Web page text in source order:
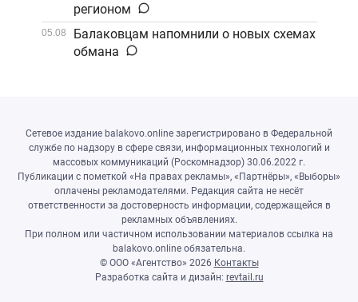
регионом
05.08
Балаковцам напомнили о новых схемах
обмана
Сетевое издание balakovo.online зарегистрировано в Федеральной
службе по надзору в сфере связи, информационных технологий и
массовых коммуникаций (Роскомнадзор) 30.06.2022 г.
Публикации с пометкой «На правах рекламы», «Партнёры», «Выборы»
оплачены рекламодателями. Редакция сайта не несёт
ответственности за достоверность информации, содержащейся в
рекламных объявлениях.
При полном или частичном использовании материалов ссылка на
balakovo.online обязательна.
© ООО «Агентство» 2026 Контакты
Разработка сайта и дизайн: revtail.ru